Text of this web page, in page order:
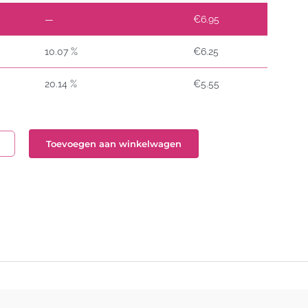
— €6.95
10.07 % €6.25
20.14 % €5.55
Toevoegen aan winkelwagen